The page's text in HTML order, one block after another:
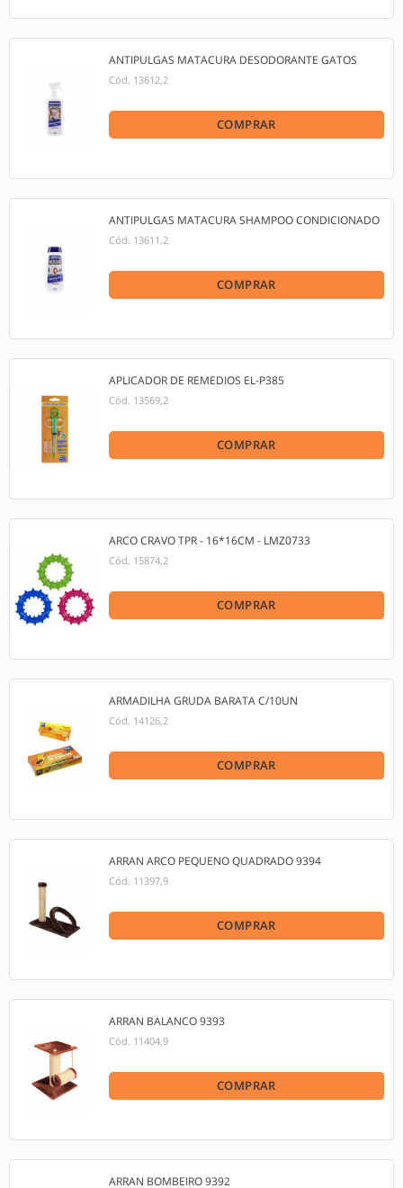
ANTIPULGAS MATACURA DESODORANTE GATOS
Cód. 13612,2
COMPRAR
ANTIPULGAS MATACURA SHAMPOO CONDICIONADO
Cód. 13611,2
COMPRAR
APLICADOR DE REMEDIOS EL-P385
Cód. 13569,2
COMPRAR
ARCO CRAVO TPR - 16*16CM - LMZ0733
Cód. 15874,2
COMPRAR
ARMADILHA GRUDA BARATA C/10UN
Cód. 14126,2
COMPRAR
ARRAN ARCO PEQUENO QUADRADO 9394
Cód. 11397,9
COMPRAR
ARRAN BALANCO 9393
Cód. 11404,9
COMPRAR
ARRAN BOMBEIRO 9392